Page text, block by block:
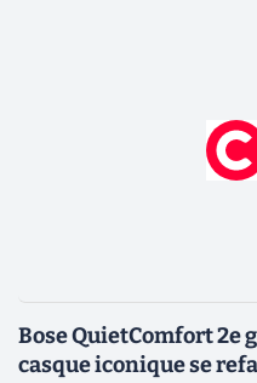
Bose QuietComfort 2e
casque iconique se